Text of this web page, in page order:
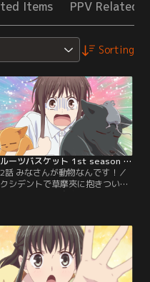
Items PPV Related
Sorting
フルーツバスケット 1st season 第02話
話 みなさんが動物なんです！／
シデントで草摩夾に抱きついて
まった透は、草摩家にまつわると
しき宿命……透に秘密がバレた
は、紫呉から草摩の当主である
に報告されるという。由希の脳
よぎったのは、子供の頃の--隠
れた--悲しい記憶だった。